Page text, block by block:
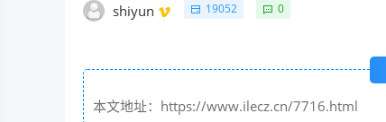
shiyun 19052 0
本文地址：https://www.ilecz.cn/7716.html